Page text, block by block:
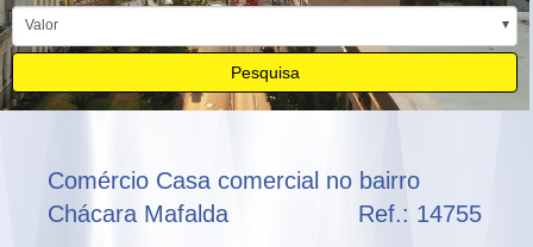
Valor
Pesquisa
Comércio Casa comercial no bairro
Chácara Mafalda
Ref.: 14755